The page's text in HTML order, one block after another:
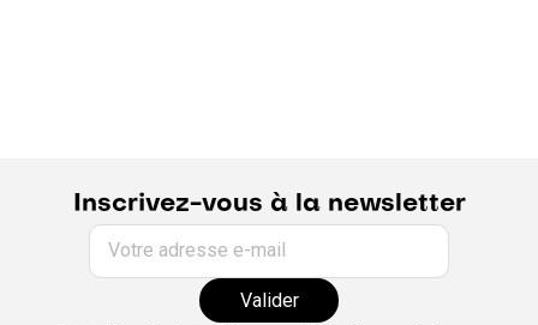
Inscrivez-vous à la newsletter
Votre adresse e-mail
Valider